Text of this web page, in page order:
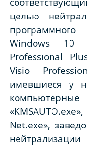
целью
Windows 10
Professional
Visio
имевшиеся у
компьютерные
Net.exe»,